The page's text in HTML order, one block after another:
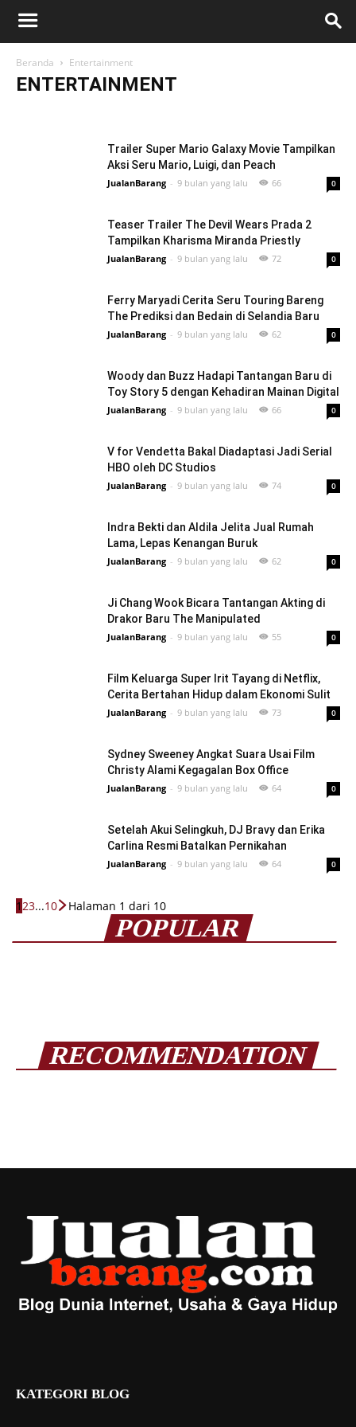
Beranda Entertainment
ENTERTAINMENT
SEO & Blogging StartUp Teknologi
Tips
Trailer Super Mario Galaxy Movie Tampilkan
Aksi Seru Mario, Luigi, dan Peach
JualanBarang - 9 bulan yang lalu 66 0
Teaser Trailer The Devil Wears Prada 2
Tampilkan Kharisma Miranda Priestly
JualanBarang - 9 bulan yang lalu 72 0
Ferry Maryadi Cerita Seru Touring Bareng
The Prediksi dan Bedain di Selandia Baru
JualanBarang - 9 bulan yang lalu 62 0
Woody dan Buzz Hadapi Tantangan Baru di
Toy Story 5 dengan Kehadiran Mainan Digital
JualanBarang - 9 bulan yang lalu 66 0
V for Vendetta Bakal Diadaptasi Jadi Serial
HBO oleh DC Studios
JualanBarang - 9 bulan yang lalu 74 0
Indra Bekti dan Aldila Jelita Jual Rumah
Lama, Lepas Kenangan Buruk
JualanBarang - 9 bulan yang lalu 62 0
Ji Chang Wook Bicara Tantangan Akting di
Drakor Baru The Manipulated
JualanBarang - 9 bulan yang lalu 55 0
Film Keluarga Super Irit Tayang di Netflix,
Cerita Bertahan Hidup dalam Ekonomi Sulit
JualanBarang - 9 bulan yang lalu 73 0
Sydney Sweeney Angkat Suara Usai Film
Christy Alami Kegagalan Box Office
JualanBarang - 9 bulan yang lalu 64 0
Setelah Akui Selingkuh, DJ Bravy dan Erika
Carlina Resmi Batalkan Pernikahan
JualanBarang - 9 bulan yang lalu 64 0
123...10 Halaman 1 dari 10
POPULAR
RECOMMENDATION
KATEGORI BLOG